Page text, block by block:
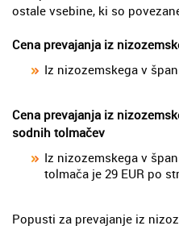
ostale vsebine, ki so
Cena prevajanja iz
Iz nizozemskega v
Cena prevajanja iz
sodnih tolmačev
Iz nizozemskega v
tolmača je 29 EUR po
Popusti za prevajanje iz